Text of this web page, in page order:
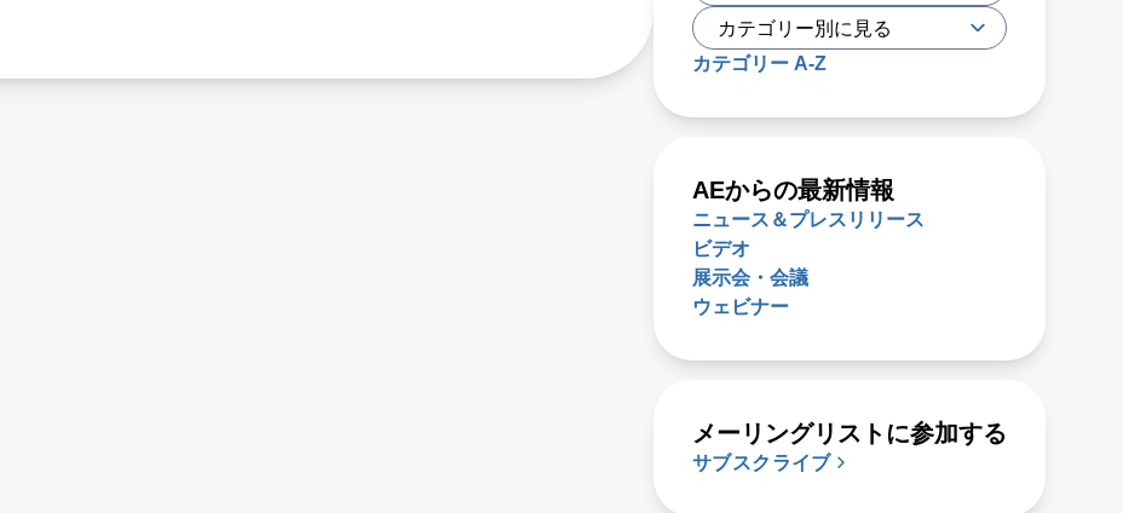
カテゴリー A-Z
AEからの最新情報
ニュース＆プレスリリース
ビデオ
展示会・会議
ウェビナー
メーリングリストに参加する
サブスクライブ